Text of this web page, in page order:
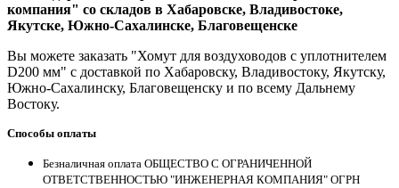
компания" со складов в Хабаровске, Владивостоке,
Якутске, Южно-Сахалинске, Благовещенске
Вы можете заказать "Хомут для воздуховодов с уплотнителем
D200 мм" с доставкой по Хабаровску, Владивостоку, Якутску,
Южно-Сахалинску, Благовещенску и по всему Дальнему
Востоку.
Способы оплаты
Безналичная оплата ОБЩЕСТВО С ОГРАНИЧЕННОЙ
ОТВЕТСТВЕННОСТЬЮ "ИНЖЕНЕРНАЯ КОМПАНИЯ" ОГРН